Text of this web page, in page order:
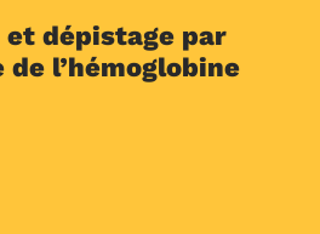
dépistage par
l’hémoglobine